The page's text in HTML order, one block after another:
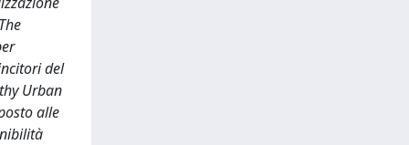
del
Urban
alle